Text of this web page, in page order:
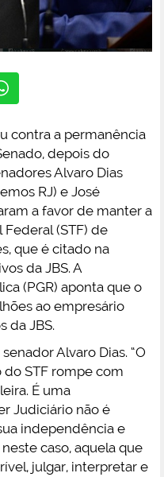
contra a permanência
depois do
Alvaro Dias
RJ) e José
a favor de manter a
(STF) de
que é citado na
da JBS. A
(PGR) aponta que o
ao empresário
da JBS.
Alvaro Dias. “O
STF rompe com
É uma
Judiciário não é
independência e
caso, aquela que
julgar, interpretar e